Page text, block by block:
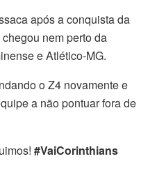
após a conquista da
nem perto da
e Atlético-MG.
o Z4 novamente e
a não pontuar fora de
#VaiCorinthians